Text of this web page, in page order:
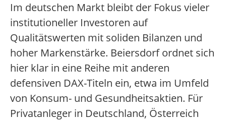
Im deutschen Markt bleibt der Fokus vieler
institutioneller Investoren auf
Qualitätswerten mit soliden Bilanzen und
hoher Markenstärke. Beiersdorf ordnet sich
hier klar in eine Reihe mit anderen
defensiven DAX-Titeln ein, etwa im Umfeld
von Konsum- und Gesundheitsaktien. Für
Privatanleger in Deutschland, Österreich